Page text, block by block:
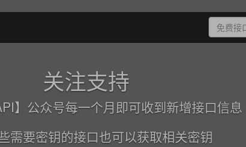
关注支持
】公众号每一个月即可收到新增接口信息
需要密钥的接口也可以获取相关密钥